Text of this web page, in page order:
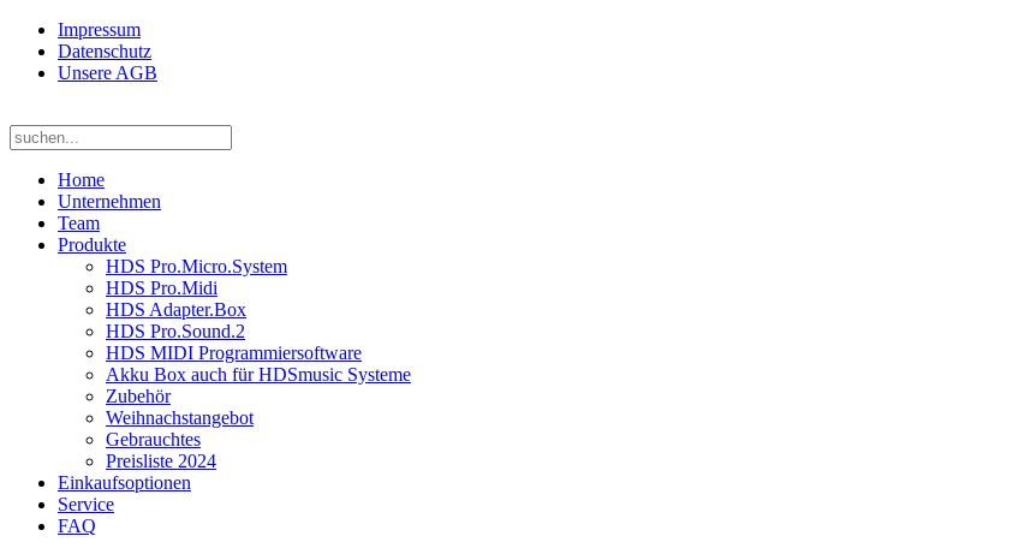
Impressum
Datenschutz
Unsere AGB
Home
Unternehmen
Team
Produkte
HDS Pro.Micro.System
HDS Pro.Midi
HDS Adapter.Box
HDS Pro.Sound.2
HDS MIDI Programmiersoftware
Akku Box auch für HDSmusic Systeme
Zubehör
Weihnachstangebot
Gebrauchtes
Preisliste 2024
Einkaufsoptionen
Service
FAQ